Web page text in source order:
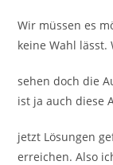
Wir müssen es
keine Wahl lässt.
sehen doch die
ist ja auch diese
jetzt Lösungen
erreichen. Also